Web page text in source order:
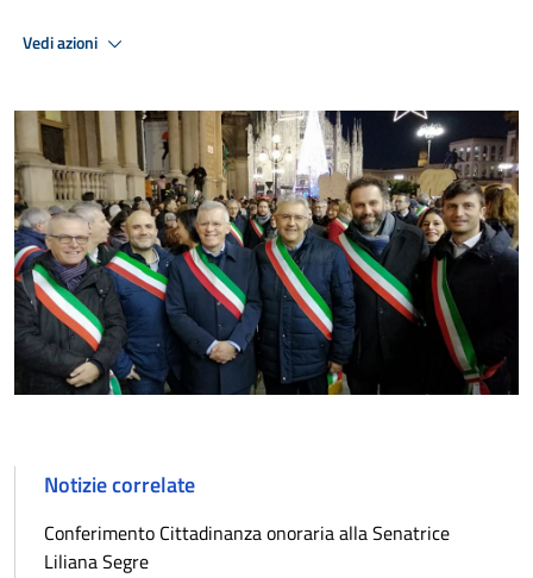
Vedi azioni
Notizie correlate
Conferimento Cittadinanza onoraria alla Senatrice
Liliana Segre